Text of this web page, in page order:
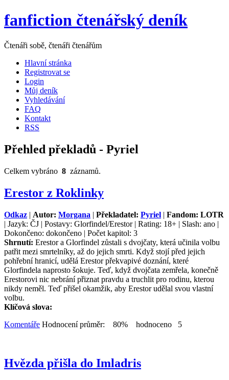
fanfiction čtenářský deník
Čtenáři sobě, čtenáři čtenářům
Hlavní stránka
Registrovat se
Login
Můj deník
Vyhledávání
FAQ
Kontakt
RSS
Přehled překladů - Pyriel
Celkem vybráno 8 záznamů.
Erestor z Roklinky
Odkaz | Autor: Morgana | Překladatel: Pyriel | Fandom: LOTR
| Jazyk: ČJ | Postavy: Glorfindel/Erestor | Rating: 18+ | Slash: ano |
Dokončeno: dokončeno | Počet kapitol: 3
Shrnutí: Erestor a Glorfindel zůstali s dvojčaty, která učinila volbu
patřit mezi smrtelníky, až do jejich smrti. Když stojí před jejich
pohřební hranicí, udělá Erestor překvapivé doznání, které
Glorfindela naprosto šokuje. Teď, když dvojčata zemřela, konečně
Erestorovi nic nebrání přiznat pravdu a truchlit pro rodinu, kterou
nikdy neměl. Teď přišel okamžik, aby Erestor udělal svou vlastní
volbu.
Klíčová slova:
Komentáře Hodnocení průměr: 80% hodnoceno 5
Hvězda přišla do Imladris